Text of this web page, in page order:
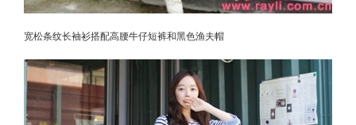
宽松条纹长袖衫搭配高腰牛仔短裤和黑色渔夫帽